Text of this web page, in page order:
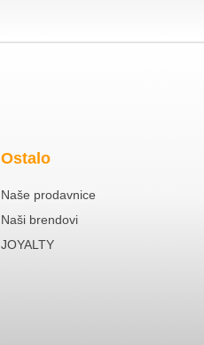
Ostalo
Naše prodavnice
Naši brendovi
JOYALTY